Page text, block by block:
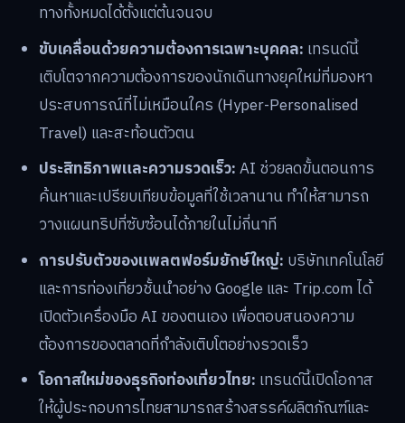
ทางทั้งหมดได้ตั้งแต่ต้นจนจบ
ขับเคลื่อนด้วยความต้องการเฉพาะบุคคล: เทรนด์นี้
เติบโตจากความต้องการของนักเดินทางยุคใหม่ที่มองหา
ประสบการณ์ที่ไม่เหมือนใคร (Hyper-Personalised
Travel) และสะท้อนตัวตน
ประสิทธิภาพและความรวดเร็ว:AI ช่วยลดขั้นตอนการ
ค้นหาและเปรียบเทียบข้อมูลที่ใช้เวลานาน ทำให้สามารถ
วางแผนทริปที่ซับซ้อนได้ภายในไม่กี่นาที
การปรับตัวของแพลตฟอร์มยักษ์ใหญ่: บริษัทเทคโนโลยี
และการท่องเที่ยวชั้นนำอย่าง Google และ Trip.com ได้
เปิดตัวเครื่องมือ AI ของตนเอง เพื่อตอบสนองความ
ต้องการของตลาดที่กำลังเติบโตอย่างรวดเร็ว
โอกาสใหม่ของธุรกิจท่องเที่ยวไทย: เทรนด์นี้เปิดโอกาส
ให้ผู้ประกอบการไทยสามารถสร้างสรรค์ผลิตภัณฑ์และ